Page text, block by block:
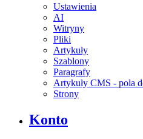
Ustawienia
AI
Witryny
Pliki
Artykuły
Szablony
Paragrafy
Artykuły CMS - pola
Strony
Konto